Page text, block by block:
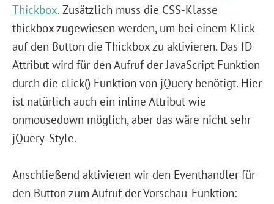
Thickbox. Zusätzlich muss die CSS-Klasse
thickbox zugewiesen werden, um bei einem Klick
auf den Button die Thickbox zu aktivieren. Das ID
Attribut wird für den Aufruf der JavaScript Funktion
durch die click() Funktion von jQuery benötigt. Hier
ist natürlich auch ein inline Attribut wie
onmousedown möglich, aber das wäre nicht sehr
jQuery-Style.
Anschließend aktivieren wir den Eventhandler für
den Button zum Aufruf der Vorschau-Funktion: